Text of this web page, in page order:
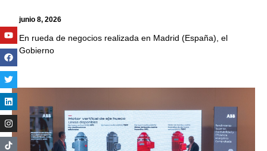
junio 8, 2026
En rueda de negocios realizada en Madrid (España), el
Gobierno
Youtube
Facebook
Twitter
Linkedin
Instagram